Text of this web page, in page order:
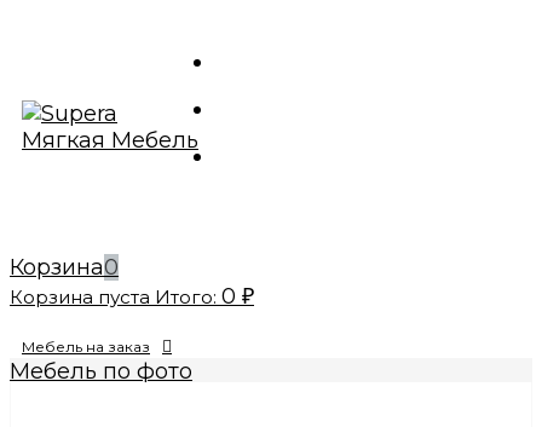
Корзина0
Корзина пуста Итого: 0 ₽
Мебель на заказ
Мебель по фото